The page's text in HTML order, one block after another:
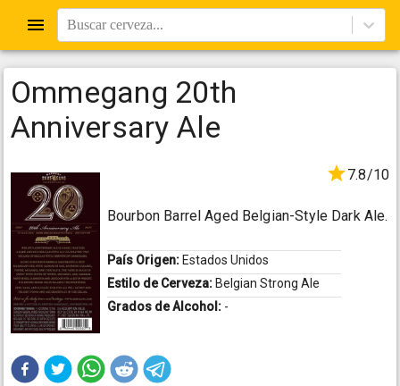
Buscar cerveza...
Ommegang 20th
Anniversary Ale
7.8/10
Bourbon Barrel Aged Belgian-Style Dark Ale.
País Origen: Estados Unidos
Estilo de Cerveza: Belgian Strong Ale
Grados de Alcohol: -